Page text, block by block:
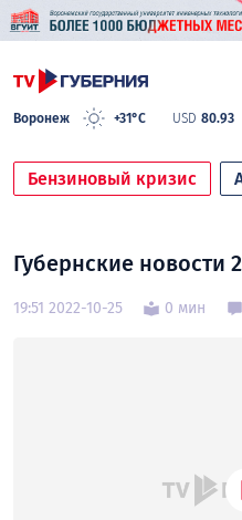
Воронеж +31°C USD 80.93
Бензиновый кризис
Губернские новости
19:51 2022-10-25 0 мин